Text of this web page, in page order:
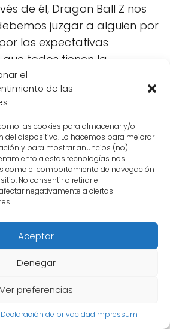
el
de las
las cookies para almacenar y/o
del dispositivo. Lo hacemos para mejorar
y para mostrar anuncios (no)
a estas tecnologías nos
como el comportamiento de navegación
No consentir o retirar el
negativamente a ciertas
Aceptar
Denegar
Ver preferencias
Declaración de privacidadImpressum
de él, Dragon Ball Z nos
juzgar a alguien por
las expectativas
todos tienen la
con su
juega el